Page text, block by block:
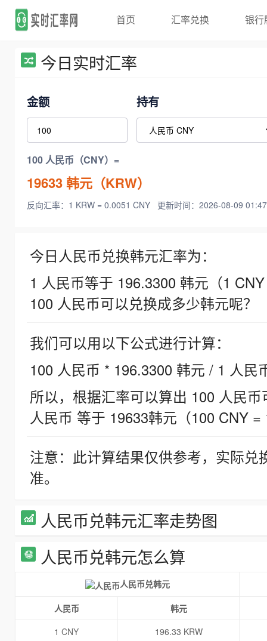
首页 汇率兑换 银行
今日实时汇率
金额 持有
100 人民币（CNY）=
19633韩元（KRW）
反向汇率：1 KRW = 0.0051 CNY 更新时间：2026-08-09
今日人民币兑换韩元汇率为：
1 人民币等于 196.3300 韩元（1
100 人民币可以兑换成多少韩元呢？
我们可以用以下公式进行计算：
100 人民币 * 196.3300 韩元 / 1 人民
所以，根据汇率可以算出 100 人民
人民币 等于 19633韩元（100 CNY =
注意：此计算结果仅供参考，实际
准。
人民币兑韩元汇率走势图
人民币兑韩元怎么算
人民币兑韩元
人民币
韩元
1 CNY
196.33 KRW